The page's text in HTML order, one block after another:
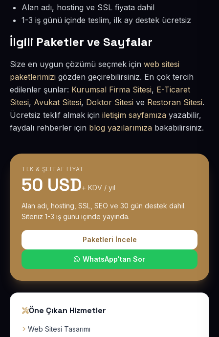
Alan adı, hosting ve SSL fiyata dahil
1-3 iş günü içinde teslim, ilk ay destek ücretsiz
İlgili Paketler ve Sayfalar
Size en uygun çözümü seçmek için web sitesi
paketlerimizi gözden geçirebilirsiniz. En çok tercih
edilenler şunlar: Kurumsal Firma Sitesi, E-Ticaret
Sitesi, Avukat Sitesi, Doktor Sitesi ve Restoran Sitesi.
Ücretsiz teklif almak için iletişim sayfamıza yazabilir,
faydalı rehberler için blog yazılarımıza bakabilirsiniz.
TEK & ŞEFFAF FIYAT
50 USD+ KDV / yıl
Alan adı, hosting, SSL, SEO ve 30 gün destek dahil.
Siteniz 1-3 iş günü içinde yayında.
Paketleri İncele
WhatsApp'tan Sor
Öne Çıkan Hizmetler
Web Sitesi Tasarımı